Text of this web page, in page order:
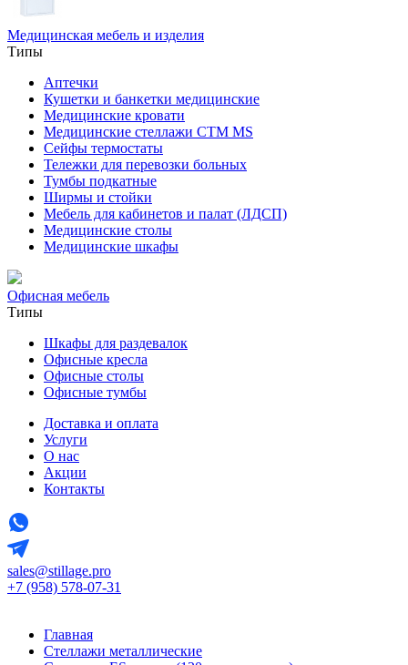
Медицинская мебель и изделия
Типы
Аптечки
Кушетки и банкетки медицинские
Медицинские кровати
Медицинские стеллажи CTM MS
Сейфы термостаты
Тележки для перевозки больных
Тумбы подкатные
Ширмы и стойки
Мебель для кабинетов и палат (ЛДСП)
Медицинские столы
Медицинские шкафы
Офисная мебель
Типы
Шкафы для раздевалок
Офисные кресла
Офисные столы
Офисные тумбы
Доставка и оплата
Услуги
О нас
Акции
Контакты
sales@stillage.pro
+7 (958) 578-07-31
Главная
Стеллажи металлические